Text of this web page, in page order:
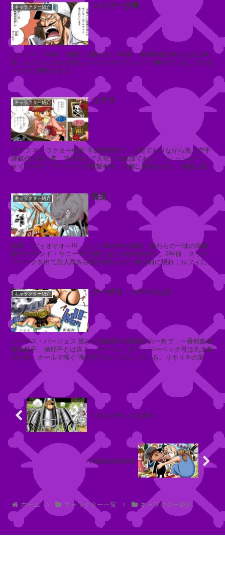
ワ
ポ
ル
の
作
っ
た
玩
ハ
コ
ワ
ン
K
A
B
A
H
H
I
R
I
K
N
鉄
画
：
O
N
キャラクター紹介 シシリー少将
シシリー ？年前 海軍に入隊する ？年前 海軍本部少将となる 2年
前 ルフィたちが人間ヒューマンオークションで暴れていることをセ
ンゴクに報告する 2...
キャラクター紹介 コアラ
コアラ キャラクター概要 革命軍幹部で，人間でありながら魚人空手
師範代の実力者。15年前まで天竜人の奴隷であり，フィッシャー・
タイガーの「マリージョア襲撃事件」の際に解放された。故郷に届け
てもらうため，タイガー率いるタ...
キャラクター紹介 海兎
海兎 「ピョオオオ～!!!」という鳴き声の海獣。麦わらの一味の海賊
船”サウザンド・サニー号”を覆うほどの巨体を持つ。2年前，スリラ
ーバークを出て魚人島を目指す麦わらの一味の前に現れ，ルフィにワ
ンパンされ，飲み込んでい...
キャラクター紹介 ジーザス・バージェス
ジーザス・バージェス 黒ひげ海賊団”巨漢船長”の一角で，一番船船長
兼操舵手。操舵手とは言え，サーベル・オブ・ジーベック号は丸太船
のため，オールで漕ぐ”漕ぎ手”のようになっている。リキリキの実の
能力者で，剛腕と...
ワポルが作った玩具A
KABASHINSHI
ホーム キャラクター一覧 キャラクター紹介